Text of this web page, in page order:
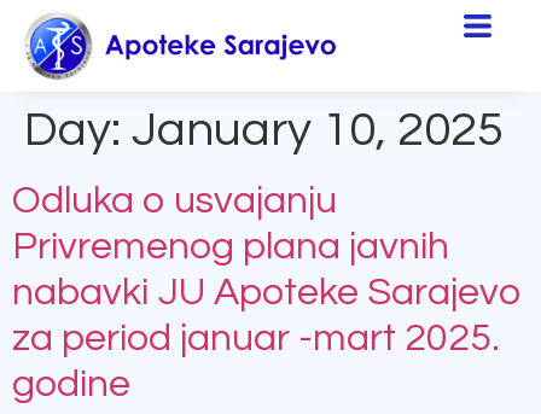
Day: January 10, 2025
Odluka o usvajanju
Privremenog plana javnih
nabavki JU Apoteke Sarajevo
za period januar -mart 2025.
godine